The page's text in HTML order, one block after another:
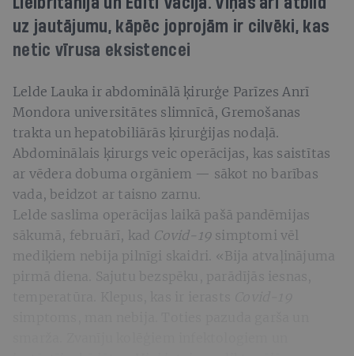
uz jautājumu, kāpēc joprojām ir cilvēki, kas
netic vīrusa eksistencei
Lelde Lauka ir abdominālā ķirurģe Parīzes Anrī
Mondora universitātes slimnīcā, Gremošanas
trakta un hepatobiliārās ķirurģijas nodaļā.
Abdominālais ķirurgs veic operācijas, kas saistītas
ar vēdera dobuma orgāniem — sākot no barības
vada, beidzot ar taisno zarnu.
Lelde saslima operācijas laikā pašā pandēmijas
sākumā, februārī, kad Covid-19 simptomi vēl
mediķiem nebija pilnīgi skaidri. «Bija atvaļinājuma
pirmā diena. Sajutu bezspēku, parādījās iesnas,